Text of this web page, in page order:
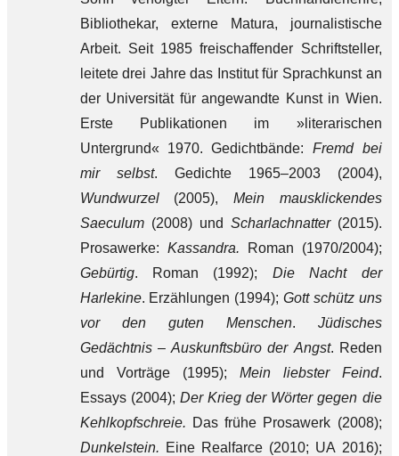
Bibliothekar, externe Matura, journalistische
Arbeit. Seit 1985 freischaffender Schriftsteller,
leitete drei Jahre das Institut für Sprachkunst an
der Universität für angewandte Kunst in Wien.
Erste Publikationen im »literarischen
Untergrund« 1970. Gedichtbände: Fremd bei
mir selbst. Gedichte 1965–2003 (2004),
Wundwurzel(2005), Mein mausklickendes
Saeculum(2008) und Scharlachnatter(2015).
Prosawerke: Kassandra. Roman (1970/2004);
Gebürtig. Roman (1992); Die Nacht der
Harlekine. Erzählungen (1994); Gott schütz uns
vor den guten Menschen. Jüdisches
Gedächtnis – Auskunftsbüro der Angst. Reden
und Vorträge (1995); Mein liebster Feind.
Essays (2004); Der Krieg der Wörter gegen die
Kehlkopfschreie. Das frühe Prosawerk (2008);
Dunkelstein. Eine Realfarce (2010; UA 2016);